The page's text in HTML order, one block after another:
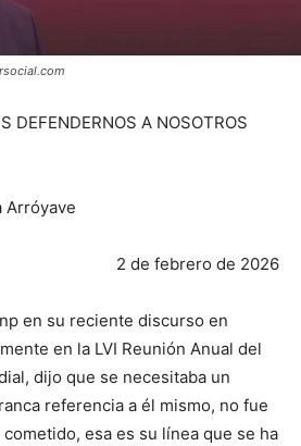
DEFENDERNOS A NOSOTROS
Arróyave
2 de febrero de 2026
en su reciente discurso en
en la LVI Reunión Anual del
dijo que se necesitaba un
referencia a él mismo, no fue
esa es su línea que se ha